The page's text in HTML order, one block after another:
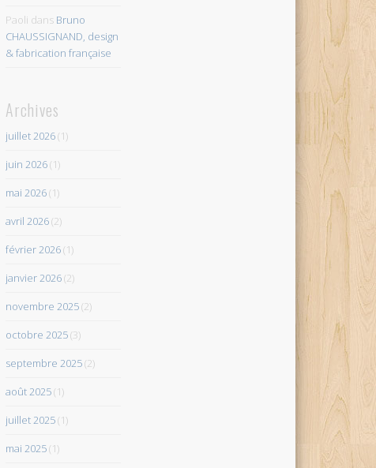
Paoli dans Bruno
CHAUSSIGNAND, design
& fabrication française
Archives
juillet 2026(1)
juin 2026(1)
mai 2026(1)
avril 2026(2)
février 2026(1)
janvier 2026(2)
novembre 2025(2)
octobre 2025(3)
septembre 2025(2)
août 2025(1)
juillet 2025(1)
mai 2025(1)